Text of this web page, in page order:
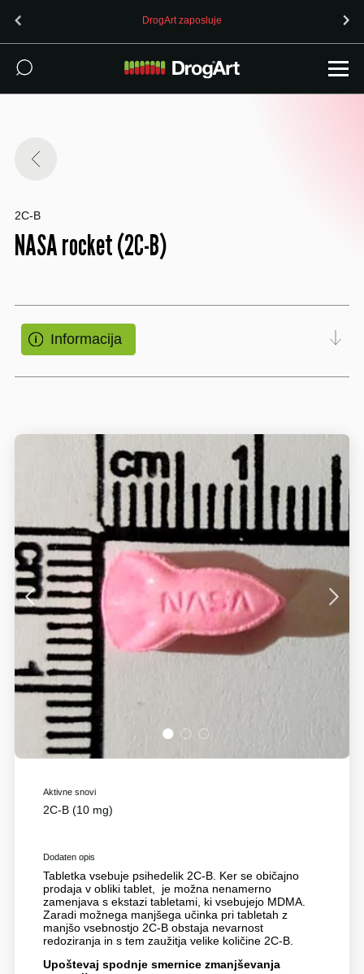
DrogArt zaposluje
2C-B
NASA rocket (2C-B)
Informacija
1 2 3
Aktivne snovi
2C-B (10 mg)
Dodaten opis
Tabletka vsebuje psihedelik 2C-B. Ker se običajno
prodaja v obliki tablet, je možna nenamerno
zamenjava s ekstazi tabletami, ki vsebujejo MDMA.
Zaradi možnega manjšega učinka pri tabletah z
manjšo vsebnostjo 2C-B obstaja nevarnost
redoziranja in s tem zaužitja velike količine 2C-B.
Upoštevaj spodnje smernice zmanjševanja